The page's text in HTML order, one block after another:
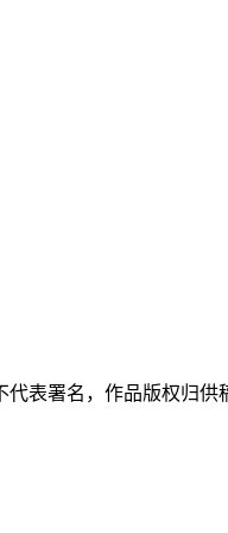
代表署名，作品版权归供